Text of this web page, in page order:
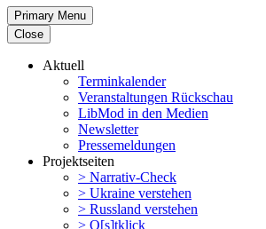
Primary Menu
Close
Aktuell
Termin­ka­lender
Veran­stal­tungen Rückschau
LibMod in den Medien
Newsletter
Presse­mel­dungen
Projekt­seiten
> Narrativ-Check
> Ukraine verstehen
> Russland verstehen
> O[s]tklick